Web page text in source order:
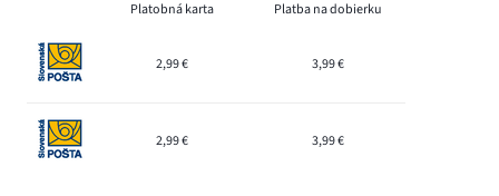
Platobná karta Platba na dobierku
2,99 € 3,99 €
2,99 € 3,99 €